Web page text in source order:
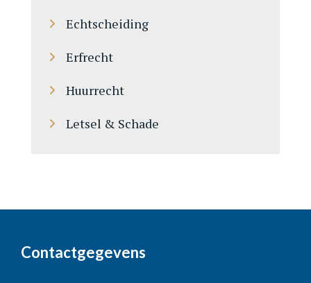
Echtscheiding
Erfrecht
Huurrecht
Letsel & Schade
Contactgegevens